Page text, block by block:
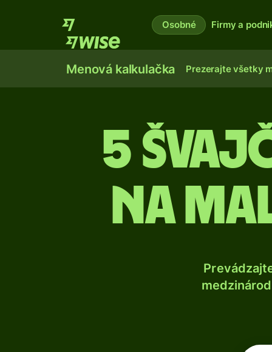
Osobné Firmy a
Menová kalkulačka Prezerajte všetky
5
na